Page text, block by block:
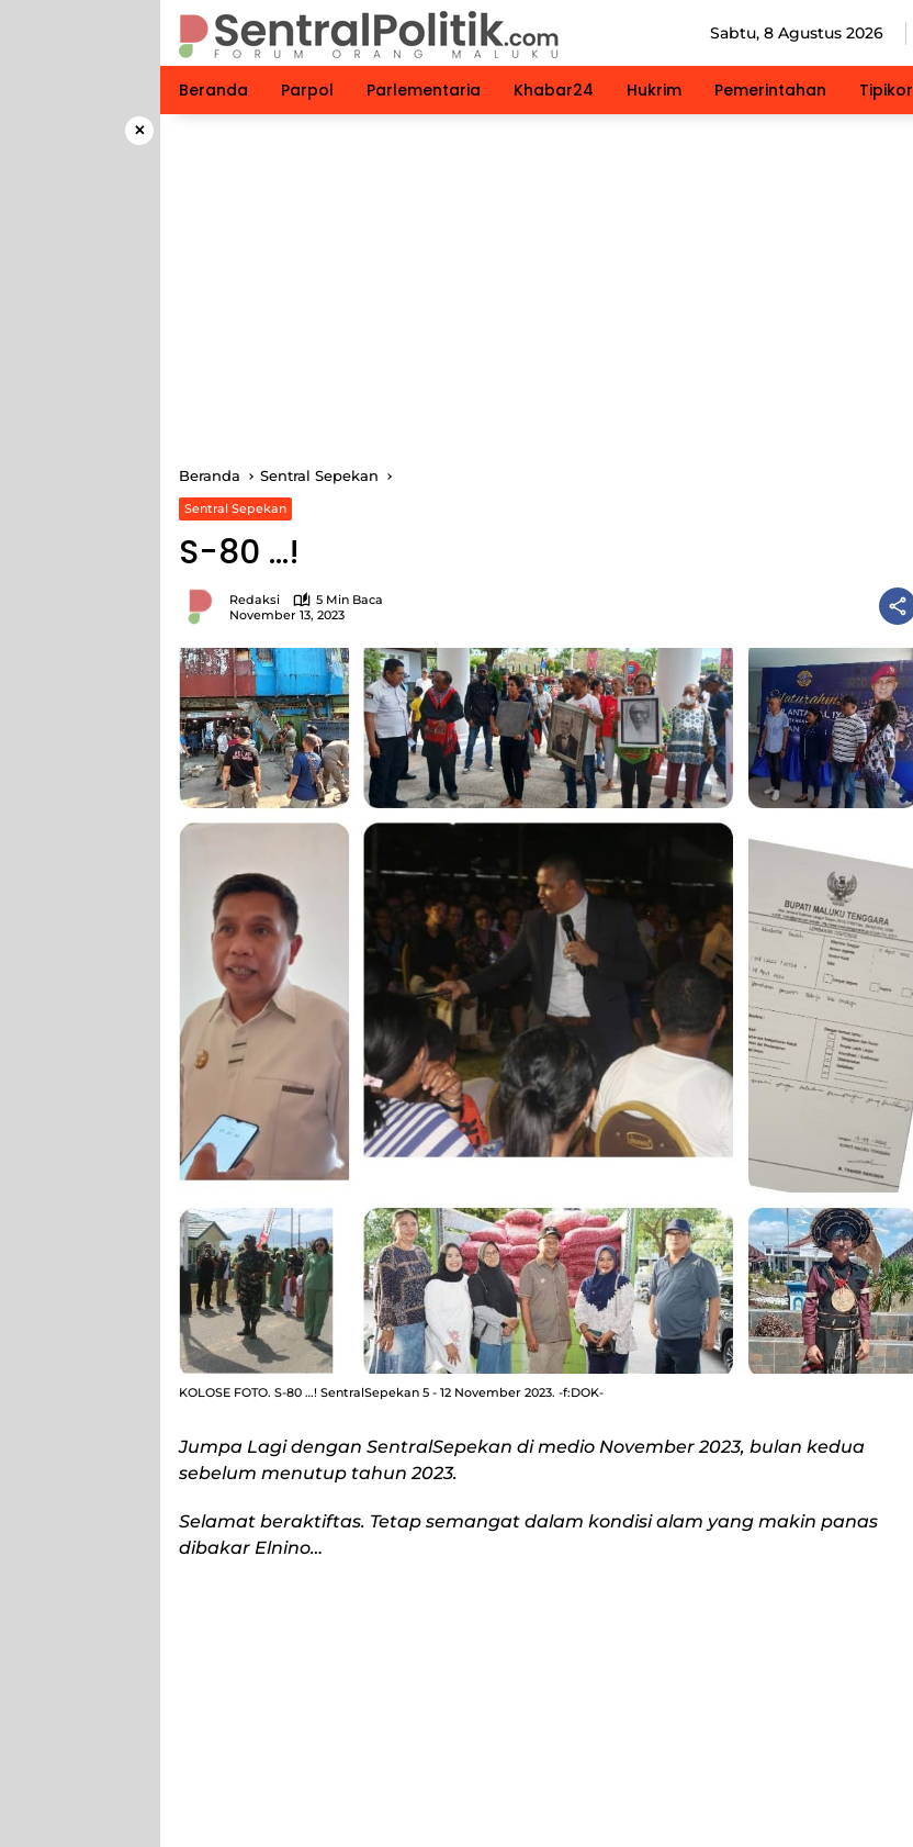
Sabtu, 8 Agustus 2026
Beranda Parpol Parlementaria Khabar24 Hukrim Pemerintahan Tipikor
×
Beranda Sentral Sepekan
Sentral Sepekan
S-80 …!
Redaksi
5 Min Baca
November 13, 2023
KOLOSE FOTO. S-80 …! SentralSepekan 5 - 12 November 2023. -f:DOK-
Jumpa Lagi dengan SentralSepekan di medio November 2023, bulan kedua
sebelum menutup tahun 2023.
Selamat beraktiftas. Tetap semangat dalam kondisi alam yang makin panas
dibakar Elnino…